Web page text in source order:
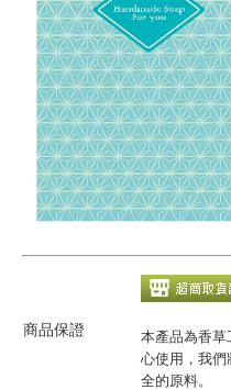
商品保證
本產品為香草
心使用，我們
全的原料。